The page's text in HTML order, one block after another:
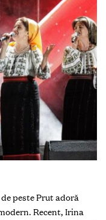
peste Prut adoră
Recent, Irina